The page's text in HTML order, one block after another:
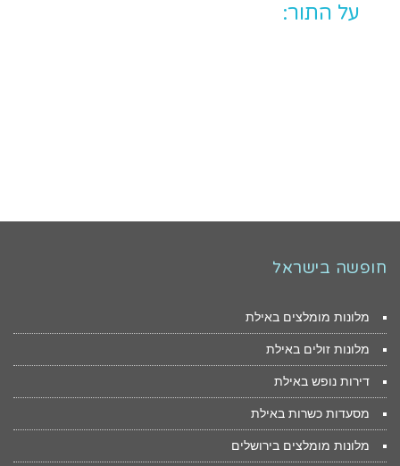
על התור:
חופשה בישראל
מלונות מומלצים באילת
מלונות זולים באילת
דירות נופש באילת
מסעדות כשרות באילת
מלונות מומלצים בירושלים